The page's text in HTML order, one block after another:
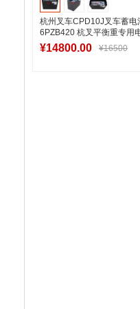
杭州叉车CPD10J叉车蓄电
6PZB420 杭叉平衡重专用
48V420Ah
¥14800.00 ¥16500